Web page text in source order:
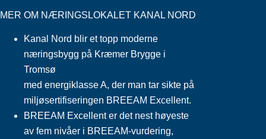
MER OM NÆRINGSLOKALET KANAL NORD
Kanal Nord blir et topp moderne
næringsbygg på Kræmer Brygge i
Tromsø
med energiklasse A, der man tar sikte på
miljøsertifiseringen BREEAM Excellent.
BREEAM Excellent er det nest høyeste
av fem nivåer i BREEAM-vurdering,